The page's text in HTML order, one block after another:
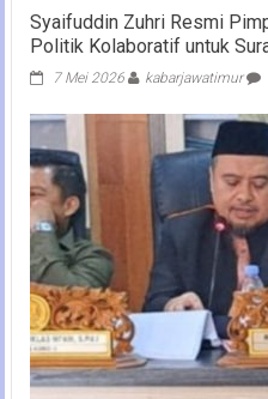
Syaifuddin Zuhri Resmi
Politik Kolaboratif untuk
7 Mei 2026 kabarjawatimur